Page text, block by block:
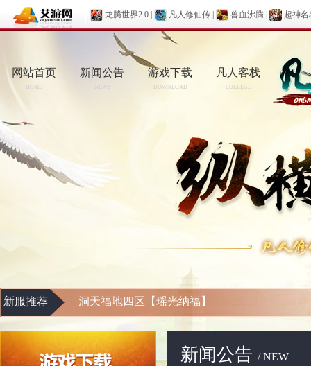
龙腾世界2.0 凡人修仙传 兽血沸腾 超神名
网站首页
HOME
新闻公告
NEWS
游戏下载
DOWNLOAD
凡人客栈
COLLEGE
新服推荐 洞天福地四区【瑶光纳福】
新闻公告 / NEW